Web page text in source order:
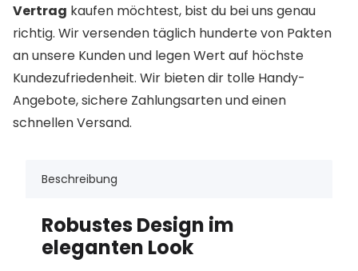
Vertrag kaufen möchtest, bist du bei uns genau
richtig. Wir versenden täglich hunderte von Pakten
an unsere Kunden und legen Wert auf höchste
Kundezufriedenheit. Wir bieten dir tolle Handy-
Angebote, sichere Zahlungsarten und einen
schnellen Versand.
Beschreibung
Robustes Design im
eleganten Look